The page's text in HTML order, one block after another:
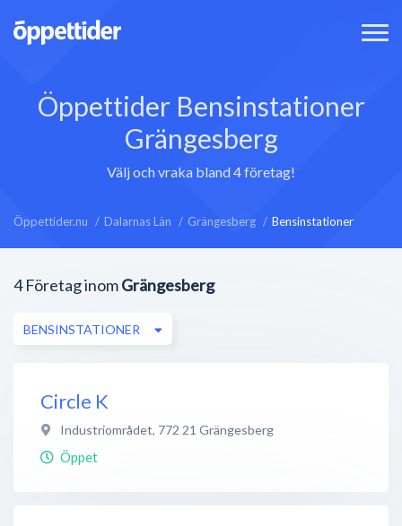
Öppettider Bensinstationer
Grängesberg
Välj och vraka bland 4 företag!
Öppettider.nu Dalarnas Län Grängesberg Bensinstationer
4 Företag inomGrängesberg
BENSINSTATIONER
Circle K
Industriområdet, 772 21 Grängesberg
Öppet